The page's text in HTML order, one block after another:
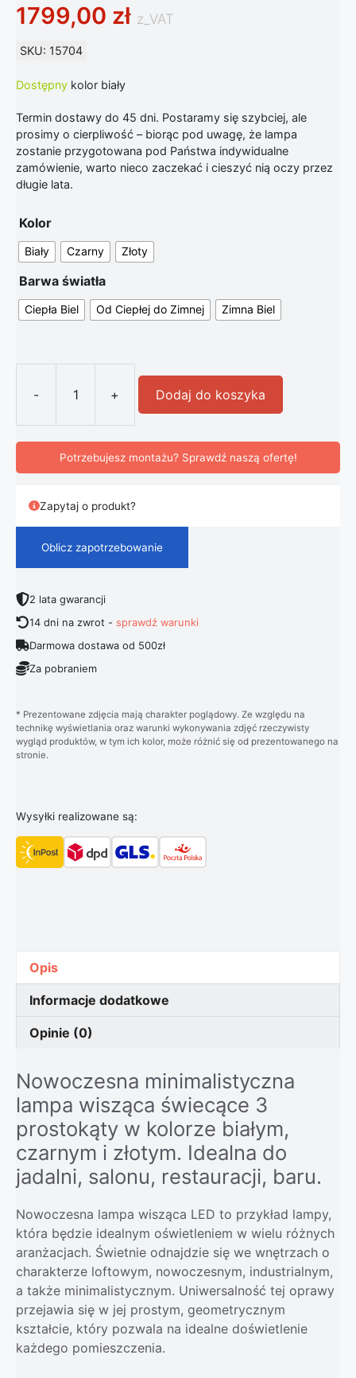
1799,00 zł z_VAT
SKU: 15704
Dostępny kolor biały
Termin dostawy do 45 dni. Postaramy się szybciej, ale
prosimy o cierpliwość – biorąc pod uwagę, że lampa
zostanie przygotowana pod Państwa indywidualne
zamówienie, warto nieco zaczekać i cieszyć nią oczy przez
długie lata.
Kolor
Biały Czarny Złoty
Barwa światła
Ciepła Biel Od Ciepłej do Zimnej Zimna Biel
-
ilość Lampa wisząca świecące 3
+ Dodaj do koszyka
Potrzebujesz montażu? Sprawdź naszą ofertę!
Zapytaj o produkt?
Oblicz zapotrzebowanie
2 lata gwarancji
14 dni na zwrot -sprawdź warunki
Darmowa dostawa od 500zł
Za pobraniem
* Prezentowane zdjęcia mają charakter poglądowy. Ze względu na
technikę wyświetlania oraz warunki wykonywania zdjęć rzeczywisty
wygląd produktów, w tym ich kolor, może różnić się od prezentowanego na
stronie.
Wysyłki realizowane są:
Opis
Informacje dodatkowe
Opinie (0)
Nowoczesna minimalistyczna
lampa wisząca świecące 3
prostokąty w kolorze białym,
czarnym i złotym. Idealna do
jadalni, salonu, restauracji, baru.
Nowoczesna lampa wisząca LED to przykład lampy,
która będzie idealnym oświetleniem w wielu różnych
aranżacjach. Świetnie odnajdzie się we wnętrzach o
charakterze loftowym, nowoczesnym, industrialnym,
a także minimalistycznym. Uniwersalność tej oprawy
przejawia się w jej prostym, geometrycznym
kształcie, który pozwala na idealne doświetlenie
każdego pomieszczenia.